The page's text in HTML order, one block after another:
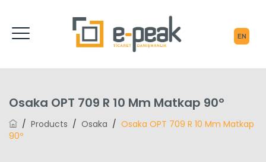
Osaka OPT 709 R 10 Mm Matkap 90º
/ Products / Osaka / Osaka OPT 709 R 10 Mm Matkap
90º